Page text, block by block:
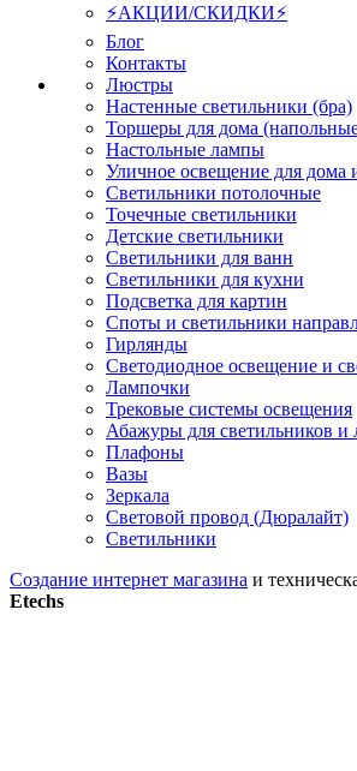
⚡АКЦИИ/СКИДКИ⚡
Блог
Контакты
Люстры
Настенные светильники (бра)
Торшеры для дома
Настольные лампы
Уличное освещение для дома
Светильники потолочные
Точечные светильники
Детские светильники
Светильники для ванн
Светильники для кухни
Подсветка для картин
Споты и светильники
Гирлянды
Светодиодное освещение и
Лампочки
Трековые системы освещения
Абажуры для светильников и
Плафоны
Вазы
Зеркала
Световой провод (Дюралайт)
Светильники
Создание интернет магазина и
Etechs